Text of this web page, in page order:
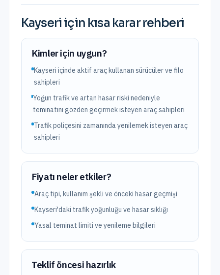
Kayseri için kısa karar rehberi
Kimler için uygun?
Kayseri içinde aktif araç kullanan sürücüler ve filo
sahipleri
Yoğun trafik ve artan hasar riski nedeniyle
teminatını gözden geçirmek isteyen araç sahipleri
Trafik poliçesini zamanında yenilemek isteyen araç
sahipleri
Fiyatı neler etkiler?
Araç tipi, kullanım şekli ve önceki hasar geçmişi
Kayseri'daki trafik yoğunluğu ve hasar sıklığı
Yasal teminat limiti ve yenileme bilgileri
Teklif öncesi hazırlık